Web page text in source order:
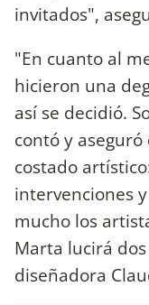
invitados",
"En cuanto al
hicieron una
así se decidió.
contó y
costado
intervenciones
mucho los
Marta lucirá
diseñadora